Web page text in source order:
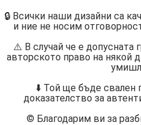
🔒 Всички наши дизайни са
и ние не носим
⚠️ В случай че е допусната
авторското право на някой
⬇️ Той ще бъде свален
доказателство за
©️ Благодарим ви за